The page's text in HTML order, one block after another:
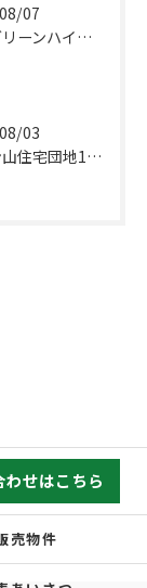
07
宮前平グリーンハイツ1-B号棟おかげさまでご成約致しました。
03
ガーデン山住宅団地10号棟おかげさまでご成約致しました。
わせはこちら
売物件